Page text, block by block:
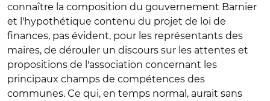
connaître la composition du gouvernement Barnier
et l'hypothétique contenu du projet de loi de
finances, pas évident, pour les représentants des
maires, de dérouler un discours sur les attentes et
propositions de l'association concernant les
principaux champs de compétences des
communes. Ce qui, en temps normal, aurait sans